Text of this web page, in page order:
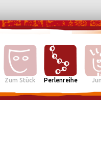
Zum Stück Perlenreihe